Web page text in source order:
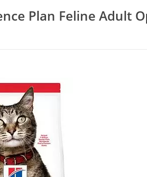
Plan Feline Adult